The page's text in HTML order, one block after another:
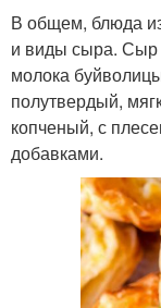
В общем, блюда
и виды сыра. Сыр
молока
полутвердый,
копченый, с
добавками.